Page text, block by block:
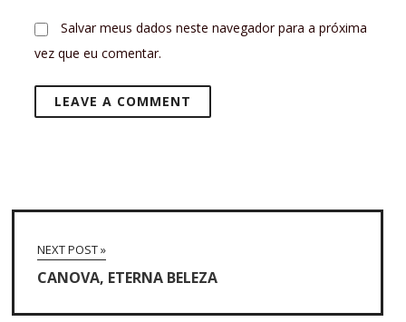
Salvar meus dados neste navegador para a próxima
vez que eu comentar.
NEXT POST »
CANOVA, ETERNA BELEZA